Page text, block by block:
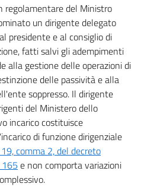
regolamentare del Ministro
un dirigente delegato
presidente e al consiglio di
fatti salvi gli adempimenti
alla gestione delle operazioni di
delle passività e alla
soppresso. Il dirigente
del Ministero dello
incarico costituisce
di funzione dirigenziale
comma 2, del decreto
e non comporta variazioni